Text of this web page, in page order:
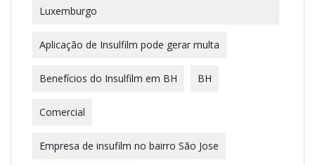
Luxemburgo
Aplicação de Insulfilm pode gerar multa
Benefícios do Insulfilm em BH BH
Comercial
Empresa de insufilm no bairro São Jose